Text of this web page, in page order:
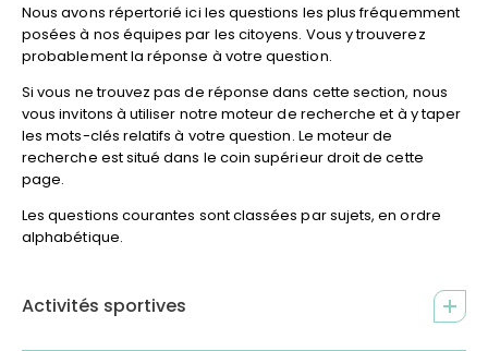
Nous avons répertorié ici les questions les plus fréquemment
posées à nos équipes par les citoyens. Vous y trouverez
probablement la réponse à votre question.
Si vous ne trouvez pas de réponse dans cette section, nous
vous invitons à utiliser notre moteur de recherche et à y taper
les mots-clés relatifs à votre question. Le moteur de
recherche est situé dans le coin supérieur droit de cette
page.
Les questions courantes sont classées par sujets, en ordre
alphabétique.
Activités sportives